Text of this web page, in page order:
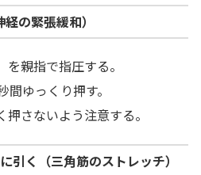
の緊張緩和）
親指で指圧する。
ゆっくり押す。
さないよう注意する。
引く（三角筋のストレッチ）